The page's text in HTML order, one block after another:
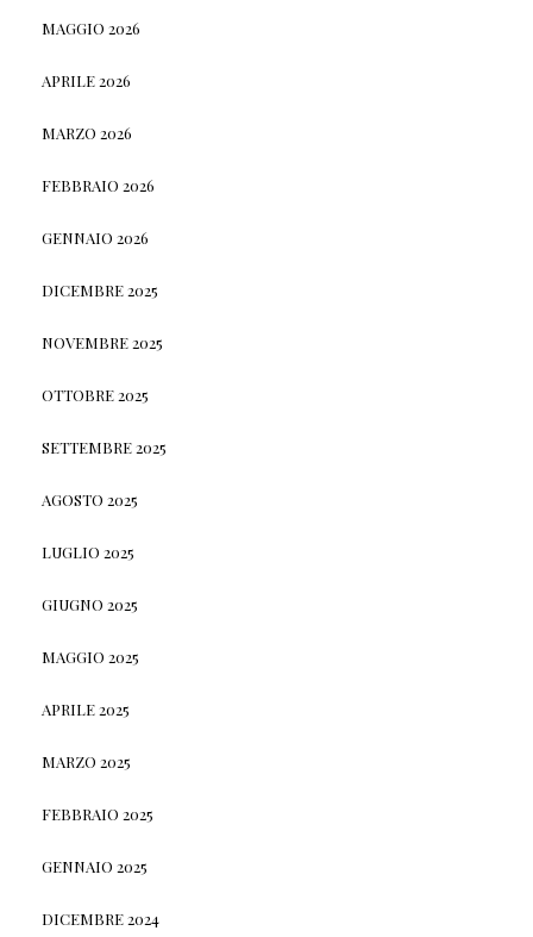
MAGGIO 2026
APRILE 2026
MARZO 2026
FEBBRAIO 2026
GENNAIO 2026
DICEMBRE 2025
NOVEMBRE 2025
OTTOBRE 2025
SETTEMBRE 2025
AGOSTO 2025
LUGLIO 2025
GIUGNO 2025
MAGGIO 2025
APRILE 2025
MARZO 2025
FEBBRAIO 2025
GENNAIO 2025
DICEMBRE 2024